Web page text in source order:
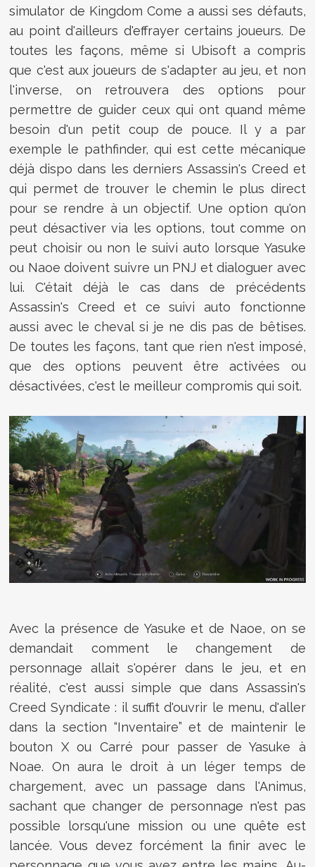
simulator de Kingdom Come a aussi ses défauts,
au point d'ailleurs d'effrayer certains joueurs. De
toutes les façons, même si Ubisoft a compris
que c'est aux joueurs de s'adapter au jeu, et non
l'inverse, on retrouvera des options pour
permettre de guider ceux qui ont quand même
besoin d'un petit coup de pouce. Il y a par
exemple le pathfinder, qui est cette mécanique
déjà dispo dans les derniers Assassin's Creed et
qui permet de trouver le chemin le plus direct
pour se rendre à un objectif. Une option qu'on
peut désactiver via les options, tout comme on
peut choisir ou non le suivi auto lorsque Yasuke
ou Naoe doivent suivre un PNJ et dialoguer avec
lui. C'était déjà le cas dans de précédents
Assassin's Creed et ce suivi auto fonctionne
aussi avec le cheval si je ne dis pas de bêtises.
De toutes les façons, tant que rien n'est imposé,
que des options peuvent être activées ou
désactivées, c'est le meilleur compromis qui soit.
Avec la présence de Yasuke et de Naoe, on se
demandait comment le changement de
personnage allait s'opérer dans le jeu, et en
réalité, c'est aussi simple que dans Assassin's
Creed Syndicate : il suffit d'ouvrir le menu, d'aller
dans la section “Inventaire” et de maintenir le
bouton X ou Carré pour passer de Yasuke à
Noae. On aura le droit à un léger temps de
chargement, avec un passage dans l'Animus,
sachant que changer de personnage n'est pas
possible lorsqu'une mission ou une quête est
lancée. Vous devez forcément la finir avec le